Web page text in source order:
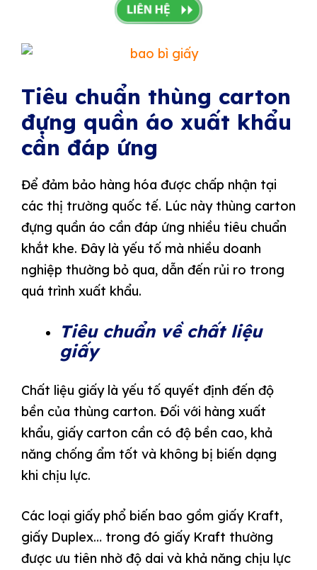
Tiêu chuẩn thùng carton
đựng quần áo xuất khẩu
cần đáp ứng
Để đảm bảo hàng hóa được chấp nhận tại
các thị trường quốc tế. Lúc này thùng carton
đựng quần áo cần đáp ứng nhiều tiêu chuẩn
khắt khe. Đây là yếu tố mà nhiều doanh
nghiệp thường bỏ qua, dẫn đến rủi ro trong
quá trình xuất khẩu.
Tiêu chuẩn về chất liệu
giấy
Chất liệu giấy là yếu tố quyết định đến độ
bền của thùng carton. Đối với hàng xuất
khẩu, giấy carton cần có độ bền cao, khả
năng chống ẩm tốt và không bị biến dạng
khi chịu lực.
Các loại giấy phổ biến bao gồm giấy Kraft,
giấy Duplex… trong đó giấy Kraft thường
được ưu tiên nhờ độ dai và khả năng chịu lực